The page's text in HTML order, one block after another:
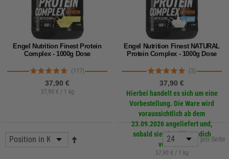
Engel Nutrition Finest Protein
Complex - 1000g Dose
(117)
37,90 €
37,90 € / 1 kg
Engel Nutrition Finest NATURAL
Protein Complex - 1000g Dose
(3)
37,90 €
Hierbei handelt es sich um eine
Vorbestellung. Die Ware wird
voraussichtlich ab dem
23.09.2026 angeliefert und,
sobald sie eintrifft, an dich
versandt.
37,90 € / 1 kg
pro Seite